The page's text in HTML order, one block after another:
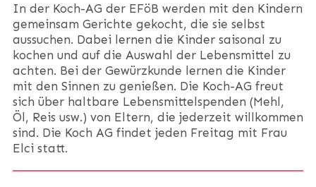
In der Koch-AG der EFöB werden mit den Kindern
gemeinsam Gerichte gekocht, die sie selbst
aussuchen. Dabei lernen die Kinder saisonal zu
kochen und auf die Auswahl der Lebensmittel zu
achten. Bei der Gewürzkunde lernen die Kinder
mit den Sinnen zu genießen. Die Koch-AG freut
sich über haltbare Lebensmittelspenden (Mehl,
Öl, Reis usw.) von Eltern, die jederzeit willkommen
sind. Die Koch AG findet jeden Freitag mit Frau
Elci statt.